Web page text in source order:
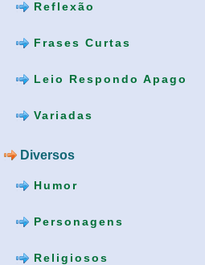
Reflexão
Frases Curtas
Leio Respondo Apago
Variadas
Diversos
Humor
Personagens
Religiosos